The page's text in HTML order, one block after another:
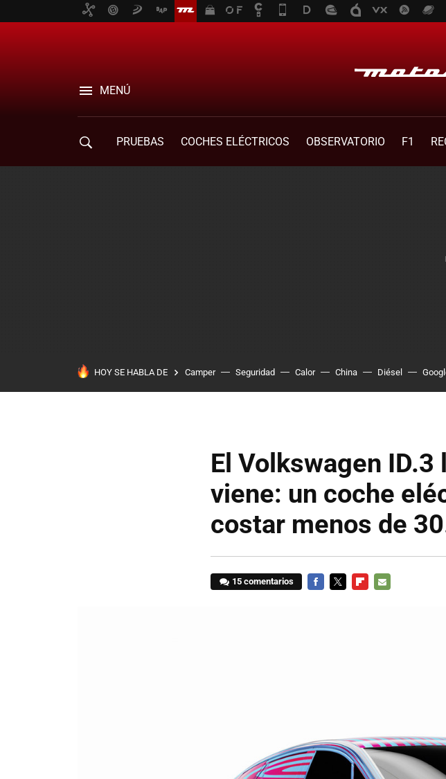
MENÚ
PRUEBAS COCHES ELÉCTRICOS OBSERVATORIO F1
HOY SE HABLA DE Camper Seguridad Calor China Diésel
El Volkswagen ID.3
viene: un coche
costar menos de
15 comentarios